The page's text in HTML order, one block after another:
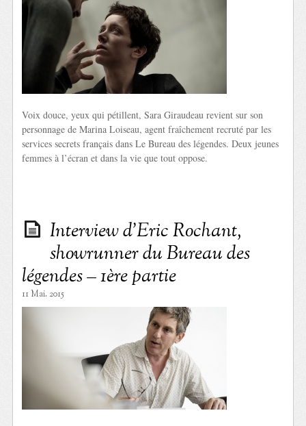
Voix douce, yeux qui pétillent, Sara Giraudeau revient sur son
personnage de Marina Loiseau, agent fraîchement recruté par les
services secrets français dans Le Bureau des légendes. Deux jeunes
femmes à l’écran et dans la vie que tout oppose.
Interview d’Eric Rochant,
showrunner du Bureau des
légendes – 1ère partie
11 Mai. 2015